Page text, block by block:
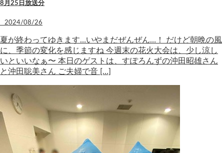
8月25日放送分
2024/08/26
夏が終わってゆきます…いやまだぜんぜん…！ だけど朝晩の風
に、季節の変化を感じますね 今週末の花火大会は、少し涼し
いといいなぁ〜 本日のゲストは、すぽろんずの沖田昭雄さん
と沖田聡美さん ご夫婦で音 […]